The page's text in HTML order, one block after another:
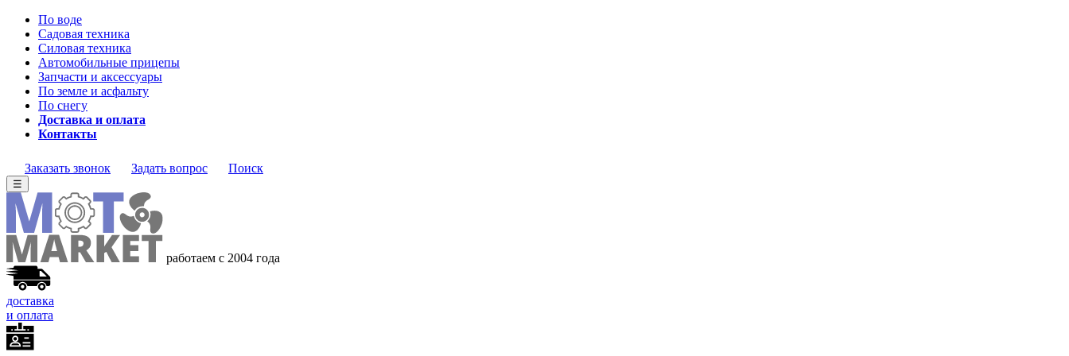
По воде
Садовая техника
Силовая техника
Автомобильные прицепы
Запчасти и аксессуары
По земле и асфальту
По снегу
Доставка и оплата
Контакты
Заказать звонок Задать вопрос Поиск
☰
работаем с 2004 года
доставка
и оплата